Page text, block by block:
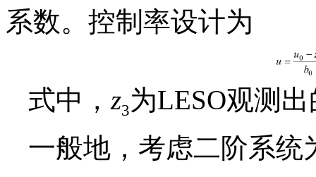
系数。控制率设计为
式中， z3为LESO观测
一般地，考虑二阶系统